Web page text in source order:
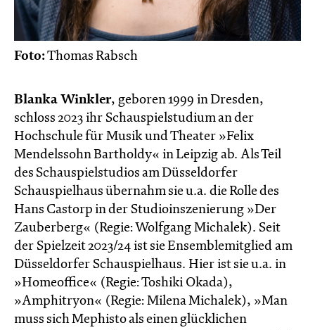
Foto:Thomas Rabsch
Blanka Winkler, geboren 1999 in Dresden,
schloss 2023 ihr Schauspielstudium an der
Hochschule für Musik und Theater »Felix
Mendelssohn Bartholdy« in Leipzig ab. Als Teil
des Schauspielstudios am Düsseldorfer
Schauspielhaus übernahm sie u.a. die Rolle des
Hans Castorp in der Studioinszenierung »Der
Zauberberg« (Regie: Wolfgang Michalek). Seit
der Spielzeit 2023/24 ist sie Ensemblemitglied am
Düsseldorfer Schauspielhaus. Hier ist sie u.a. in
»Homeoffice« (Regie: Toshiki Okada),
»Amphitryon« (Regie: Milena Michalek), »Man
muss sich Mephisto als einen glück­lichen